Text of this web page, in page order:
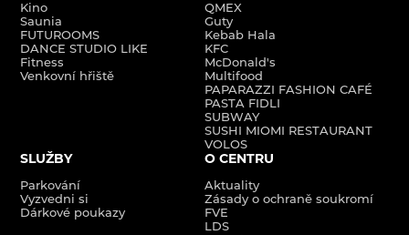
Kino
Saunia
FUTUROOMS
DANCE STUDIO LIKE
Fitness
Venkovní hřiště
QMEX
Guty
Kebab Hala
KFC
McDonald's
Multifood
PAPARAZZI FASHION CAFÉ
PASTA FIDLI
SUBWAY
SUSHI MIOMI RESTAURANT
VOLOS
SLUŽBY
Parkování
Vyzvedni si
Dárkové poukazy
O CENTRU
Aktuality
Zásady o ochraně soukromí
FVE
LDS